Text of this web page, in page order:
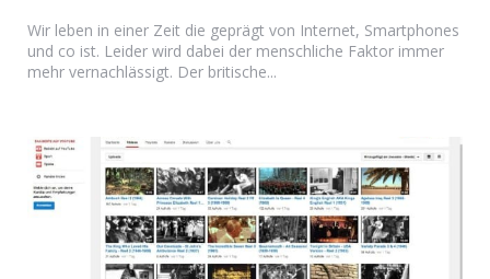
Wir leben in einer Zeit die geprägt von Internet, Smartphones
und co ist. Leider wird dabei der menschliche Faktor immer
mehr vernachlässigt. Der britische...